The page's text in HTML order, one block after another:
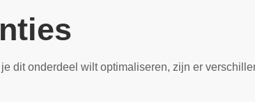
dit onderdeel wilt optimaliseren, zijn er